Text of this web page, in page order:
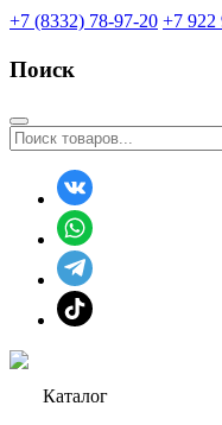
+7 (8332) 78-97-20 +7 922
Поиск
Каталог